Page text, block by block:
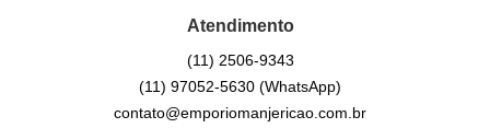
Atendimento
(11) 2506-9343
(11) 97052-5630(WhatsApp)
contato@emporiomanjericao.com.br